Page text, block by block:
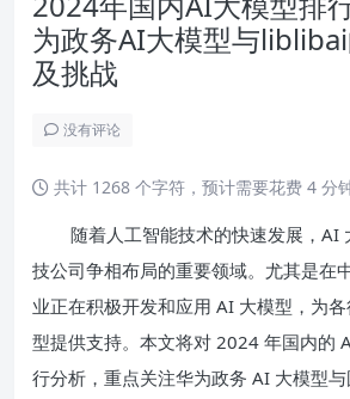
为政务AI大模型与
及挑战
没有评论
共计 1268 个字符，预计需要花费 4 分
随着人工智能技术的快速发展，AI
技公司争相布局的重要领域。尤其是在
业正在积极开发和应用 AI 大模型，为
型提供支持。本文将对 2024 年国内的
行分析，重点关注华为政务 AI 大模型